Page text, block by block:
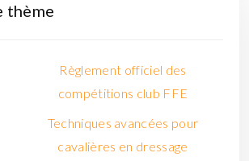
thème
Règlement officiel des
compétitions club FFE
Techniques avancées pour
cavalières en dressage